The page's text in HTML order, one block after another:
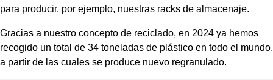
para producir, por ejemplo, nuestras racks de almacenaje.
Gracias a nuestro concepto de reciclado, en 2024 ya hemos
recogido un total de 34 toneladas de plástico en todo el mundo,
a partir de las cuales se produce nuevo regranulado.